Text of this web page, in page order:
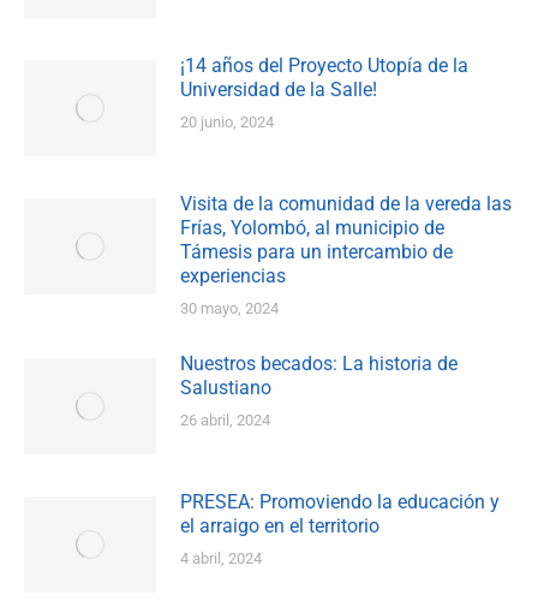
¡14 años del Proyecto Utopía de la
Universidad de la Salle!
20 junio, 2024
Visita de la comunidad de la vereda las
Frías, Yolombó, al municipio de
Támesis para un intercambio de
experiencias
30 mayo, 2024
Nuestros becados: La historia de
Salustiano
26 abril, 2024
PRESEA: Promoviendo la educación y
el arraigo en el territorio
4 abril, 2024